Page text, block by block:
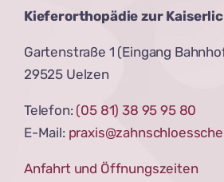
Kieferorthopädie zur
Gartenstraße 1 (Eingang
29525 Uelzen
Telefon: (05 81) 38 95 95 80
E-Mail:
Anfahrt und Öffnungszeiten